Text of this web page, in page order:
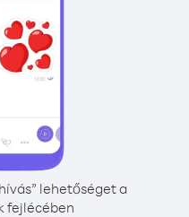
lehetőséget a
fejlécében